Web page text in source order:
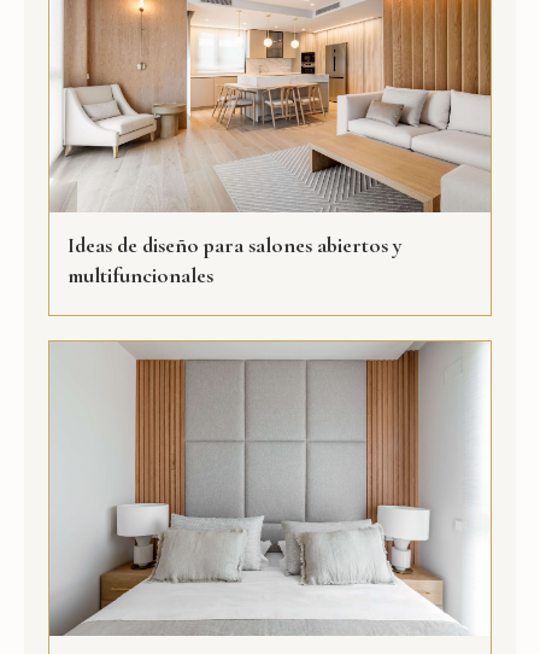
Ideas de diseño para salones abiertos y
multifuncionales